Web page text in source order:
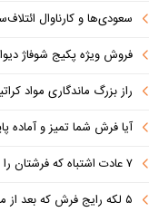
سعودی‌ها و کارناوال ائتلاف‌سازی؛ مکه
فروش ویژه پکیج شوفاژ دیواری ایران
راز بزرگ ماندگاری مواد
آیا فرش شما تمیز و آماده
۷ عادت اشتباه که فرشتان را کثیف می کند
۵ لکه رایج فرش که بعد از مهمانی ایجاد می شوند (+روش تمیز کردن)